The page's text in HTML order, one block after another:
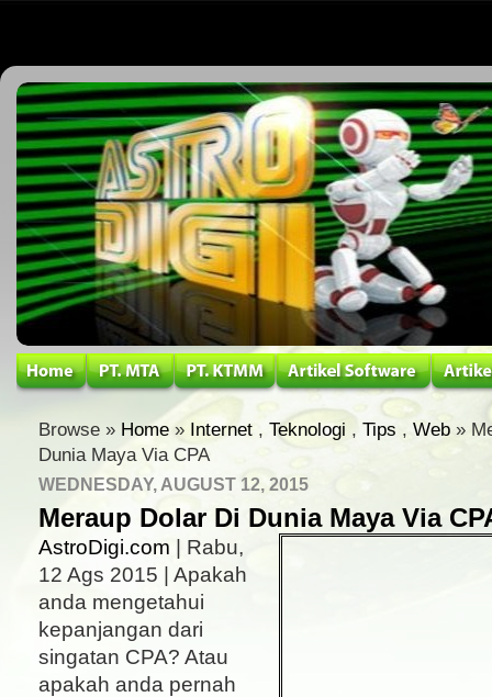
Browse » Home » Internet , Teknologi , Tips , Web »
Dunia Maya Via CPA
WEDNESDAY, AUGUST 12, 2015
Meraup Dolar Di Dunia Maya Via
AstroDigi.com | Rabu,
12 Ags 2015 | Apakah
anda mengetahui
kepanjangan dari
singatan CPA? Atau
apakah anda pernah